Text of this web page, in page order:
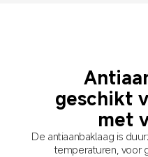
geschikt
met
De antiaanbaklaag is
temperaturen, voor